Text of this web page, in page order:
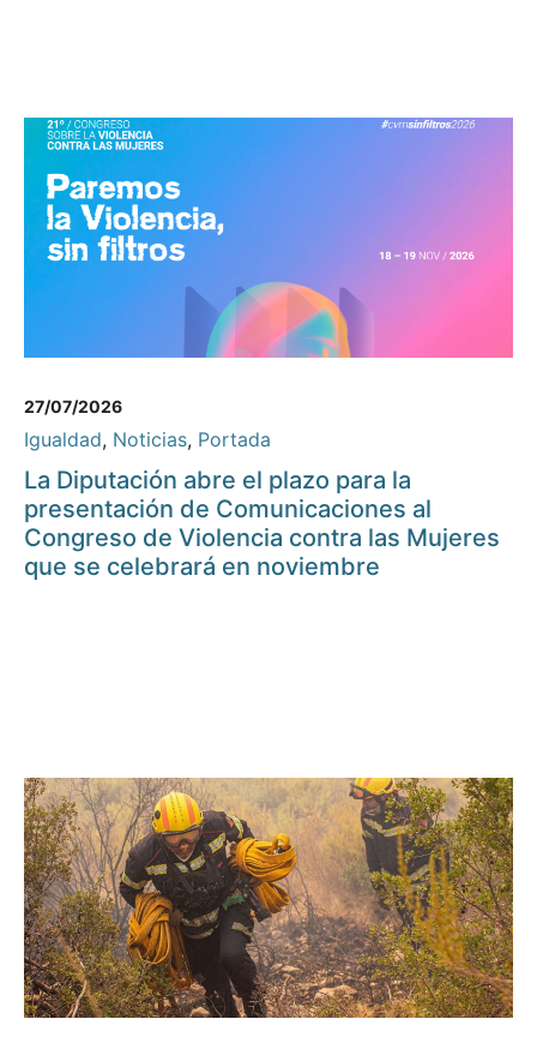
27/07/2026
Igualdad, Noticias, Portada
La Diputación abre el plazo para la
presentación de Comunicaciones al
Congreso de Violencia contra las Mujeres
que se celebrará en noviembre